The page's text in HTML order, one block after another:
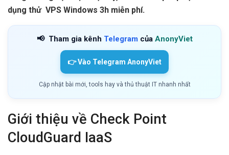
dụng thử VPS Windows 3h miễn phí.
📢 Tham gia kênh Telegram của AnonyViet
👉 Vào Telegram AnonyViet
Cập nhật bài mới, tools hay và thủ thuật IT nhanh nhất
Giới thiệu về Check Point
CloudGuard IaaS